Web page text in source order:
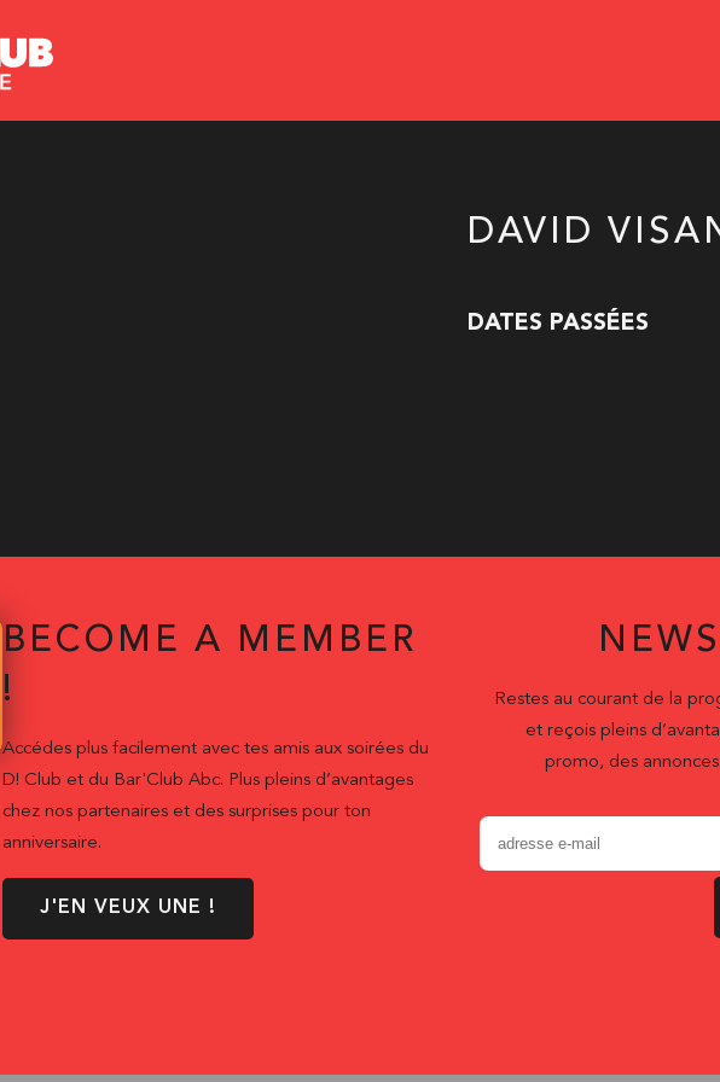
DAVID
DATES PASSÉES
BECOME A MEMBER
!
Accédes plus facilement avec tes amis aux soirées du
D! Club et du Bar'Club Abc. Plus pleins d’avantages
chez nos partenaires et des surprises pour ton
anniversaire.
J'EN VEUX UNE !
Restes au courant de la
et reçois pleins
promo, des